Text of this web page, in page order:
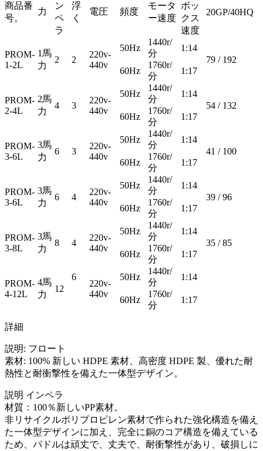
商品番
号。
力
ン
ペ
ラ
浮
く
電圧 頻度
モータ
ー速度
ボッ
クス
速度
20GP/40HQ
PROM-
1-2L
1馬
力
2 2
220v-
440v
50Hz
1440r/
分
1:14
79 / 192
60Hz
1760r/
分
1:17
PROM-
2-4L
2馬
力
4 3
220v-
440v
50Hz
1440r/
分
1:14
54 / 132
60Hz
1760r/
分
1:17
PROM-
3-6L
3馬
力
6 3
220v-
440v
50Hz
1440r/
分
1:14
41 / 100
60Hz
1760r/
分
1:17
PROM-
3-6L
3馬
力
6 4
220v-
440v
50Hz
1440r/
分
1:14
39 / 96
60Hz
1760r/
分
1:17
PROM-
3-8L
3馬
力
8 4
220v-
440v
50Hz
1440r/
分
1:14
35 / 85
60Hz
1760r/
分
1:17
PROM-
4-12L
4馬
力
12
6
220v-
440v
50Hz
1440r/
分
1:14
60Hz
1760r/
分
1:17
詳細
説明: フロート
素材: 100% 新しい HDPE 素材、高密度 HDPE 製、優れた耐
熱性と耐衝撃性を備えた一体型デザイン。
説明 インペラ
材質：100％新しいPP素材。
非リサイクルポリプロピレン素材で作られた強化構造を備え
た一体型デザインに加え、完全に銅のコア構造を備えている
ため、パドルは頑丈で、丈夫で、耐衝撃性があり、破損しに